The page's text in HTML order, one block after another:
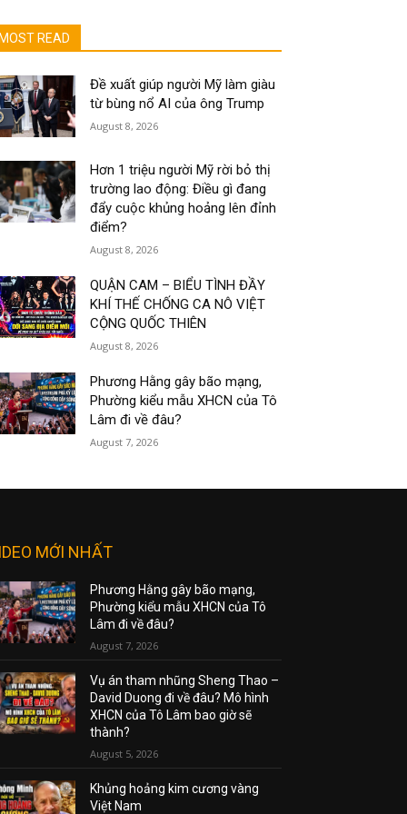
MOST READ
Đề xuất giúp người Mỹ làm giàu
từ bùng nổ AI của ông Trump
August 8, 2026
Hơn 1 triệu người Mỹ rời bỏ thị
trường lao động: Điều gì đang
đẩy cuộc khủng hoảng lên đỉnh
điểm?
August 8, 2026
QUẬN CAM – BIỂU TÌNH ĐẦY
KHÍ THẾ CHỐNG CA NÔ VIỆT
CỘNG QUỐC THIÊN
August 8, 2026
Phương Hằng gây bão mạng,
Phường kiểu mẫu XHCN của Tô
Lâm đi về đâu?
August 7, 2026
MỚI NHẤT
Phương Hằng gây bão mạng,
Phường kiểu mẫu XHCN của Tô
Lâm đi về đâu?
August 7, 2026
Vụ án tham nhũng Sheng Thao –
David Duong đi về đâu? Mô hình
XHCN của Tô Lâm bao giờ sẽ
thành?
August 5, 2026
Khủng hoảng kim cương vàng
Việt Nam